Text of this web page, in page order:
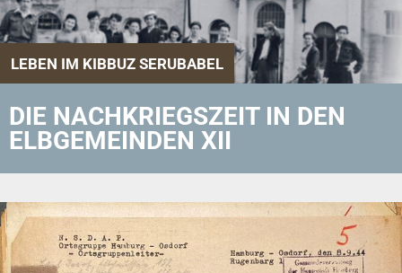
LEBEN IM KIBBUZ SERUBABEL
DIE NACHKRIEGSZEIT IN DEN
ELBGEMEINDEN XII